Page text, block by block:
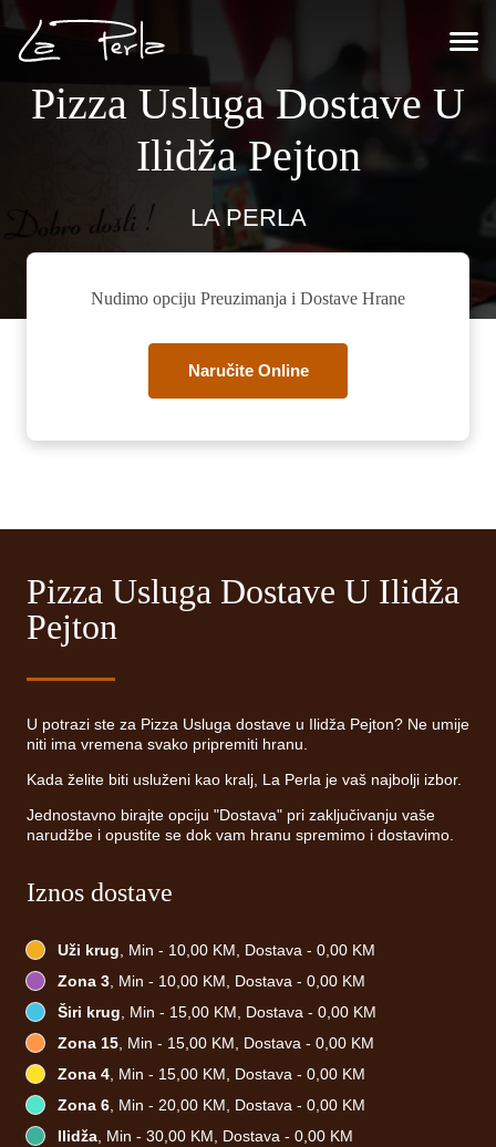
Pizza Usluga Dostave U
Ilidža Pejton
LA PERLA
Nudimo opciju Preuzimanja i Dostave Hrane
Naručite Online
Pizza Usluga Dostave U Ilidža
Pejton
U potrazi ste za Pizza Usluga dostave u Ilidža Pejton? Ne umije
niti ima vremena svako pripremiti hranu.
Kada želite biti usluženi kao kralj, La Perla je vaš najbolji izbor.
Jednostavno birajte opciju "Dostava" pri zaključivanju vaše
narudžbe i opustite se dok vam hranu spremimo i dostavimo.
Iznos dostave
Uži krug, Min - 10,00 KM, Dostava - 0,00 KM
Zona 3, Min - 10,00 KM, Dostava - 0,00 KM
Širi krug, Min - 15,00 KM, Dostava - 0,00 KM
Zona 15, Min - 15,00 KM, Dostava - 0,00 KM
Zona 4, Min - 15,00 KM, Dostava - 0,00 KM
Zona 6, Min - 20,00 KM, Dostava - 0,00 KM
Ilidža, Min - 30,00 KM, Dostava - 0,00 KM